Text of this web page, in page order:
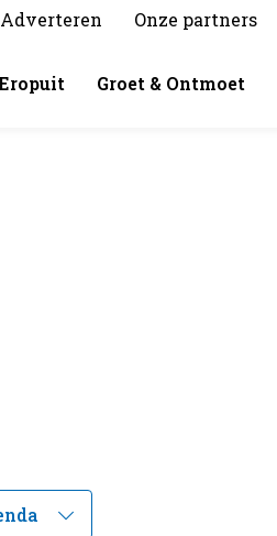
Adverteren Onze partners
Groet & Ontmoet